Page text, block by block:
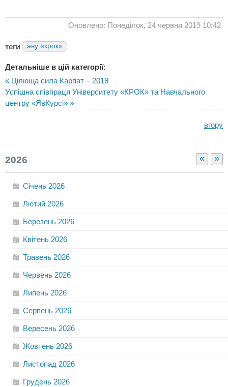
Оновлено: Понеділок, 24 червня 2019 10:42
теги аву «крок»
Детальніше в цій категорії:
« Цілюща сила Карпат – 2019
Успішна співпраця Університету «КРОК» та Навчального
центру «ЯвКурсі» »
вгору
« »
2026
Січень 2026
Лютий 2026
Березень 2026
Квітень 2026
Травень 2026
Червень 2026
Липень 2026
Серпень 2026
Вересень 2026
Жовтень 2026
Листопад 2026
Грудень 2026